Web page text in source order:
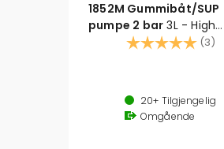
1852M Gummibåt/SUP
pumpe 2 bar 3L - High
pressure m/ manometer
Karakter: (3)
20+ Tilgjengelig
Omgående